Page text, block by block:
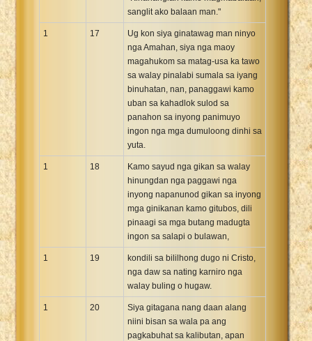
sanglit ako balaan man."
1 17
Ug kon siya ginatawag man ninyo
nga Amahan, siya nga maoy
magahukom sa matag-usa ka tawo
sa walay pinalabi sumala sa iyang
binuhatan, nan, panaggawi kamo
uban sa kahadlok sulod sa
panahon sa inyong panimuyo
ingon nga mga dumuloong dinhi sa
yuta.
1 18
Kamo sayud nga gikan sa walay
hinungdan nga paggawi nga
inyong napanunod gikan sa inyong
mga ginikanan kamo gitubos, dili
pinaagi sa mga butang madugta
ingon sa salapi o bulawan,
1 19
kondili sa bililhong dugo ni Cristo,
nga daw sa nating karniro nga
walay buling o hugaw.
1 20
Siya gitagana nang daan alang
niini bisan sa wala pa ang
pagkabuhat sa kalibutan, apan